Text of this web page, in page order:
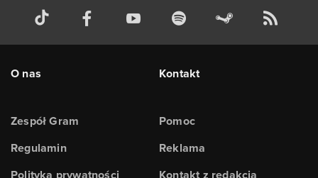
O nas
Zespół Gram
Regulamin
Kontakt
Pomoc
Reklama